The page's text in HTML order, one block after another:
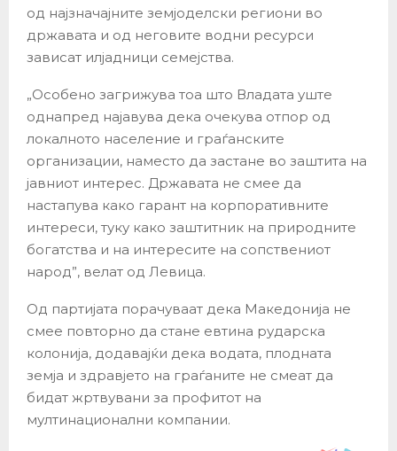
од најзначајните земјоделски региони во
државата и од неговите водни ресурси
зависат илјадници семејства.
„Особено загрижува тоа што Владата уште
однапред најавува дека очекува отпор од
локалното население и граѓанските
организации, наместо да застане во заштита на
јавниот интерес. Државата не смее да
настапува како гарант на корпоративните
интереси, туку како заштитник на природните
богатства и на интересите на сопствениот
народ”, велат од Левица.
Од партијата порачуваат дека Македонија не
смее повторно да стане евтина рударска
колонија, додавајќи дека водата, плодната
земја и здравјето на граѓаните не смеат да
бидат жртвувани за профитот на
мултинационални компании.